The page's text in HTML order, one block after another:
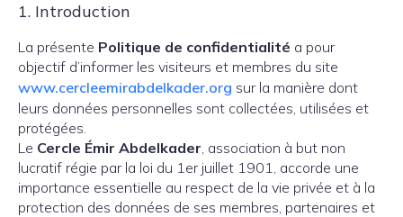
1. Introduction
La présente Politique de confidentialité a pour
objectif d’informer les visiteurs et membres du site
www.cercleemirabdelkader.org sur la manière dont
leurs données personnelles sont collectées, utilisées et
protégées.
Le Cercle Émir Abdelkader, association à but non
lucratif régie par la loi du 1er juillet 1901, accorde une
importance essentielle au respect de la vie privée et à la
protection des données de ses membres, partenaires et